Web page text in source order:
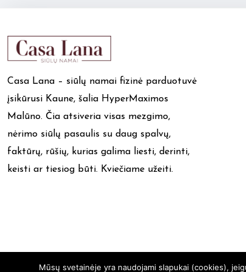
Casa Lana – siūlų namai fizinė parduotuvė
įsikūrusi Kaune, šalia HyperMaximos
Malūno. Čia atsiveria visas mezgimo,
nėrimo siūlų pasaulis su daug spalvų,
faktūrų, rūšių, kurias galima liesti, derinti,
keisti ar tiesiog būti. Kviečiame užeiti.
Mūsų svetainėje yra naudojami slapukai (cookies),